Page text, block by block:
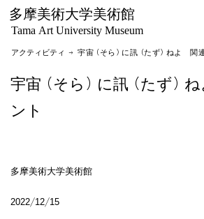
多摩美術大学美術館
Tama Art University Museum
アクティビティ → 宇宙（そら）に訊（たず）ねよ 関
宇宙（そら）に訊（たず）
ント
多摩美術大学美術館
2022/12/15